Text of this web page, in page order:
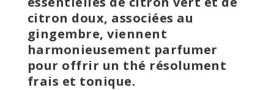
citron doux, associées au
gingembre, viennent
harmonieusement parfumer
pour offrir un thé résolument
frais et tonique.